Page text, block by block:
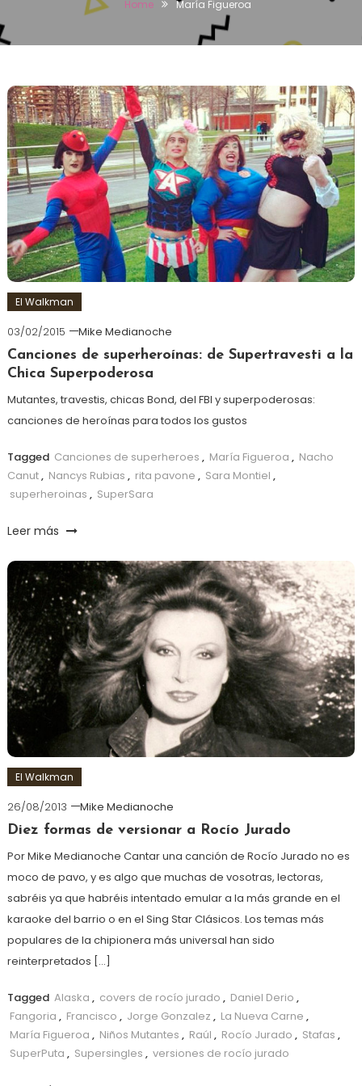
Home María Figueroa
El Walkman
03/02/2015
Mike Medianoche
Canciones de superheroínas: de Supertravesti a la
Chica Superpoderosa
Mutantes, travestis, chicas Bond, del FBI y superpoderosas:
canciones de heroínas para todos los gustos
Tagged Canciones de superheroes , María Figueroa , Nacho
Canut, Nancys Rubias , rita pavone , Sara Montiel ,
superheroinas , SuperSara
Leer más
El Walkman
26/08/2013
Mike Medianoche
Diez formas de versionar a Rocío Jurado
Por Mike Medianoche Cantar una canción de Rocío Jurado no es
moco de pavo, y es algo que muchas de vosotras, lectoras,
sabréis ya que habréis intentado emular a la más grande en el
karaoke del barrio o en el Sing Star Clásicos. Los temas más
populares de la chipionera más universal han sido
reinterpretados […]
Tagged Alaska , covers de rocío jurado , Daniel Derio ,
Fangoria , Francisco , Jorge Gonzalez , La Nueva Carne ,
María Figueroa , Niños Mutantes , Raúl , Rocío Jurado , Stafas ,
SuperPuta , Supersingles , versiones de rocío jurado